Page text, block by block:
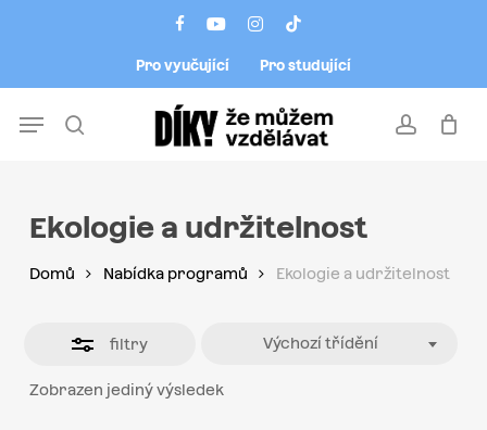
facebookyoutubeinstagram
tiktok
Pro vyučující Pro studující
account
Menu
Ekologie a udržitelnost
Domů Nabídka programů Ekologie a udržitelnost
filtry
Zobrazen jediný výsledek
Výchozí třídění